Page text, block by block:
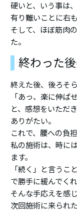
硬いと、いう事は
有り難いことに右
そして、ほぼ筋肉
た。
終わった
終えた後、後ろそ
「あっ、楽に伸ば
と、感想をいただ
ありがたい。
これで、腰への負
私の施術は、時に
ます。
「続く」と言うこ
で勝手に緩んでく
そんな手応えを感
次回施術に来られ